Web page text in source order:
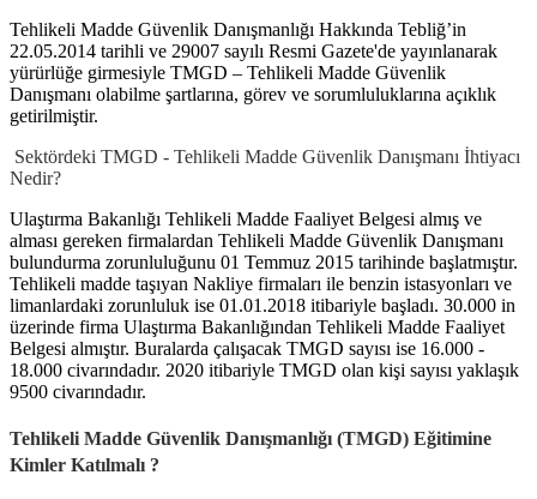
Tehlikeli Madde Güvenlik Danışmanlığı Hakkında Tebliğ’in
22.05.2014 tarihli ve 29007 sayılı Resmi Gazete'de yayınlanarak
yürürlüğe girmesiyle TMGD – Tehlikeli Madde Güvenlik
Danışmanı olabilme şartlarına, görev ve sorumluluklarına açıklık
getirilmiştir.
Sektördeki TMGD - Tehlikeli Madde Güvenlik Danışmanı İhtiyacı
Nedir?
Ulaştırma Bakanlığı Tehlikeli Madde Faaliyet Belgesi almış ve
alması gereken firmalardan Tehlikeli Madde Güvenlik Danışmanı
bulundurma zorunluluğunu 01 Temmuz 2015 tarihinde başlatmıştır.
Tehlikeli madde taşıyan Nakliye firmaları ile benzin istasyonları ve
limanlardaki zorunluluk ise 01.01.2018 itibariyle başladı. 30.000 in
üzerinde firma Ulaştırma Bakanlığından Tehlikeli Madde Faaliyet
Belgesi almıştır. Buralarda çalışacak TMGD sayısı ise 16.000 -
18.000 civarındadır. 2020 itibariyle TMGD olan kişi sayısı yaklaşık
9500 civarındadır.
Tehlikeli Madde Güvenlik Danışmanlığı (TMGD) Eğitimine
Kimler Katılmalı ?